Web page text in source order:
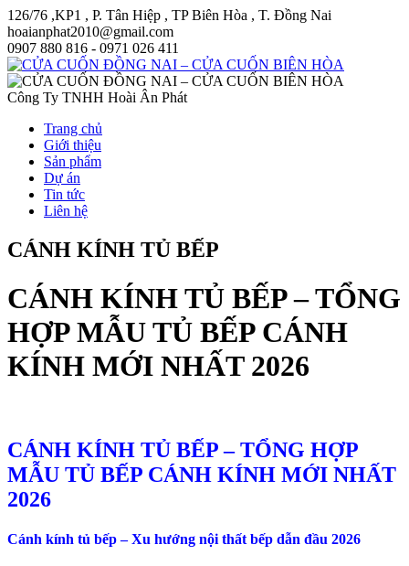
126/76 ,KP1 , P. Tân Hiệp , TP Biên Hòa , T. Đồng Nai
hoaianphat2010@gmail.com
0907 880 816 - 0971 026 411
Công Ty TNHH Hoài Ân Phát
Trang chủ
Giới thiệu
Sản phẩm
Dự án
Tin tức
Liên hệ
CÁNH KÍNH TỦ BẾP
CÁNH KÍNH TỦ BẾP – TỔNG
HỢP MẪU TỦ BẾP CÁNH
KÍNH MỚI NHẤT 2026
CÁNH KÍNH TỦ BẾP – TỔNG HỢP
MẪU TỦ BẾP CÁNH KÍNH MỚI NHẤT
2026
Cánh kính tủ bếp – Xu hướng nội thất bếp dẫn đầu 2026